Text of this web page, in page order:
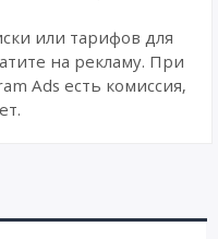
или тарифов для
на рекламу. При
Ads есть комиссия,